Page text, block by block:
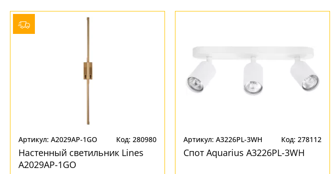
Артикул: A2029AP-1GO Код: 280980
Настенный светильник Lines
A2029AP-1GO
Артикул: A3226PL-3WH Код: 278112
Спот Aquarius A3226PL-3WH